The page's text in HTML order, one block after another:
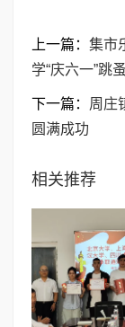
上一篇： 集市
学“庆六一”跳
下一篇： 周庄
圆满成功
相关推荐